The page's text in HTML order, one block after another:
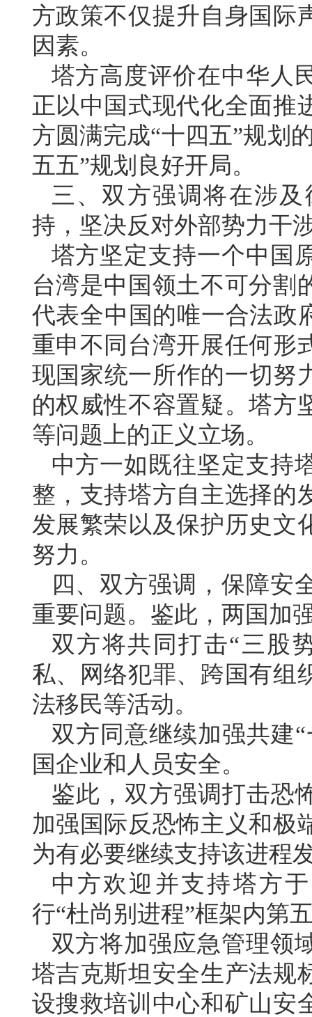
方政策不仅提升自身国际
因素。
塔方高度评价在中华人
正以中国式现代化全面推
方圆满完成“十四五”规划
五五”规划良好开局。
三、双方强调将在涉
持，坚决反对外部势力干
塔方坚定支持一个中国
台湾是中国领土不可分割
代表全中国的唯一合法政
重申不同台湾开展任何形
现国家统一所作的一切努
的权威性不容置疑。塔方
等问题上的正义立场。
中方一如既往坚定支持
整，支持塔方自主选择的
发展繁荣以及保护历史文
努力。
四、双方强调，保障安
重要问题。鉴此，两国加
双方将共同打击“三股
私、网络犯罪、跨国有组
法移民等活动。
双方同意继续加强共建
国企业和人员安全。
鉴此，双方强调打击恐
加强国际反恐怖主义和极
为有必要继续支持该进程
中方欢迎并支持塔方
行“杜尚别进程”框架内第
双方将加强应急管理领
塔吉克斯坦安全生产法规
设搜救培训中心和矿山安